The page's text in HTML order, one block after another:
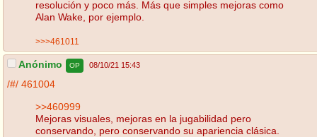
resolución y poco más. Más que simples mejoras como
Alan Wake, por ejemplo.
>>>461011
Anónimo OP 08/10/21 15:43
/#/ 461004
>>460999
Mejoras visuales, mejoras en la jugabilidad pero
conservando, pero conservando su apariencia clásica.